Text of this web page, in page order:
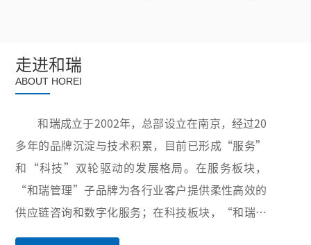
走进和瑞
ABOUT HOREI
和瑞成立于2002年，总部设立在南京，经过20
多年的品牌沉淀与技术积累，目前已形成“服务”
和“科技”双轮驱动的发展格局。在服务板块，
“和瑞管理”子品牌为各行业客户提供柔性高效的
供应链咨询和数字化服务；在科技板块，“和瑞智